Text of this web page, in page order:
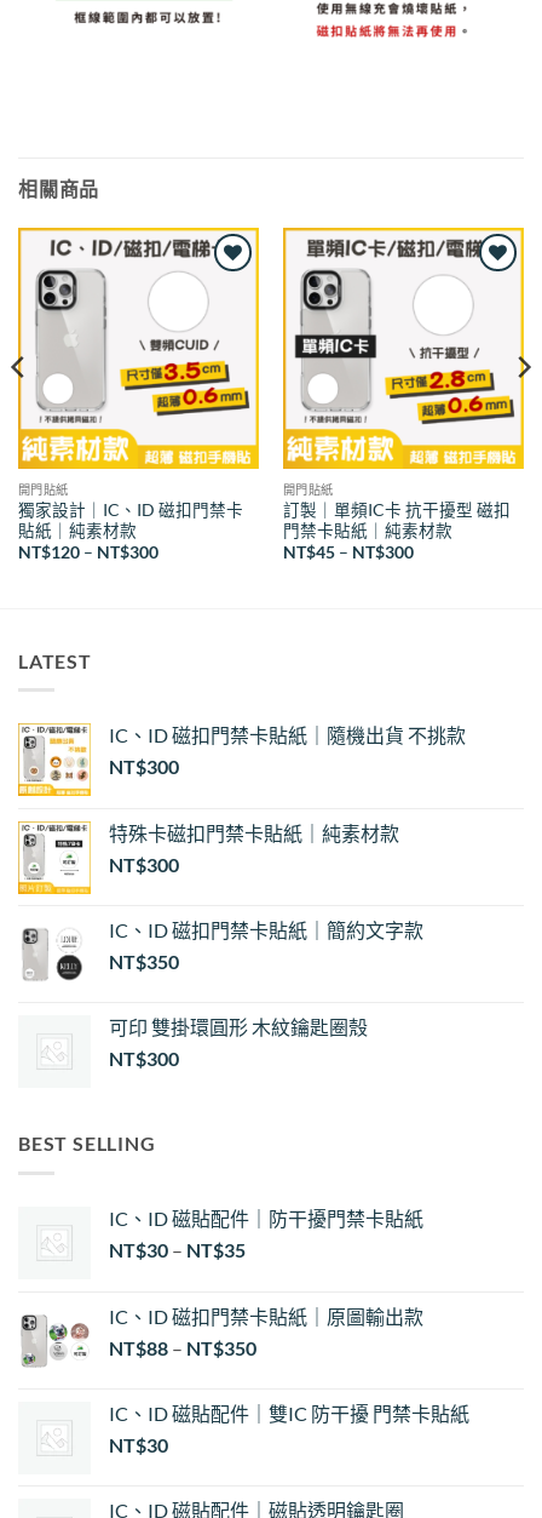
相關商品
Add to
wishlist
開門貼紙
獨家設計｜IC、ID 磁扣門禁卡
貼紙｜純素材款
NT$120 – NT$300
Add to
開門貼紙
訂製｜單頻IC卡 抗干擾型 磁扣
門禁卡貼紙｜純素材款
NT$45 – NT$300價
LATEST
IC、ID 磁扣門禁卡貼紙｜隨機出貨 不挑款
NT$300
特殊卡磁扣門禁卡貼紙｜純素材款
NT$300
IC、ID 磁扣門禁卡貼紙｜簡約文字款
NT$350
可印 雙掛環圓形 木紋鑰匙圈殼
NT$300
BEST SELLING
IC、ID 磁貼配件｜防干擾門禁卡貼紙
NT$30 – NT$35價
圍：
NT$30
NT$35
IC、ID 磁扣門禁卡貼紙｜原圖輸出款
NT$88 – NT$350
IC、ID 磁貼配件｜雙IC 防干擾 門禁卡貼紙
NT$30
IC、ID 磁貼配件｜磁貼透明鑰匙圈